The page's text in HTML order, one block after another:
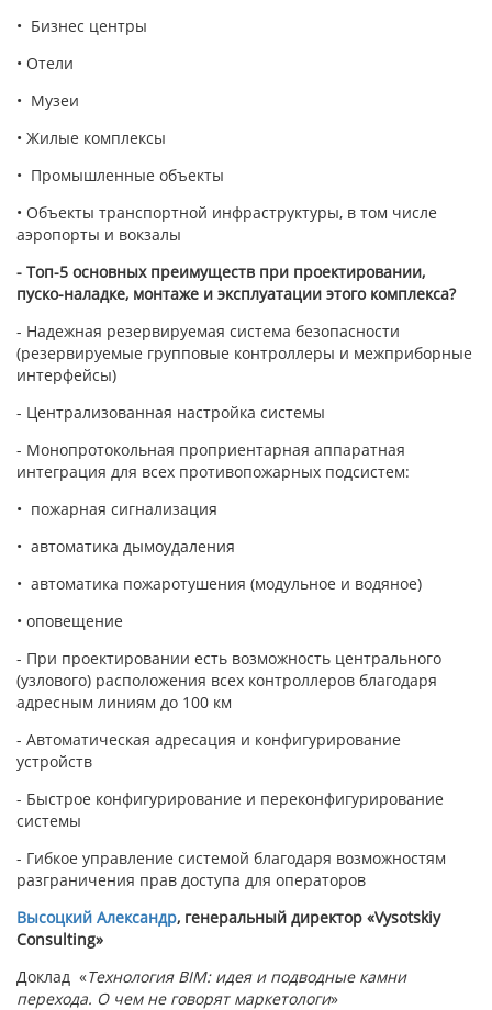
• Бизнес центры
• Отели
• Музеи
• Жилые комплексы
• Промышленные объекты
• Объекты транспортной инфраструктуры, в том числе
аэропорты и вокзалы
- Топ-5 основных преимуществ при проектировании,
пуско-наладке, монтаже и эксплуатации этого комплекса?
- Надежная резервируемая система безопасности
(резервируемые групповые контроллеры и межприборные
интерфейсы)
- Централизованная настройка системы
- Монопротокольная проприентарная аппаратная
интеграция для всех противопожарных подсистем:
• пожарная сигнализация
• автоматика дымоудаления
• автоматика пожаротушения (модульное и водяное)
• оповещение
- При проектировании есть возможность центрального
(узлового) расположения всех контроллеров благодаря
адресным линиям до 100 км
- Автоматическая адресация и конфигурирование
устройств
- Быстрое конфигурирование и переконфигурирование
системы
- Гибкое управление системой благодаря возможностям
разграничения прав доступа для операторов
Высоцкий Александр, генеральный директор «Vysotskiy
Consulting»
Доклад «Технология BIM: идея и подводные камни
перехода. О чем не говорят маркетологи»